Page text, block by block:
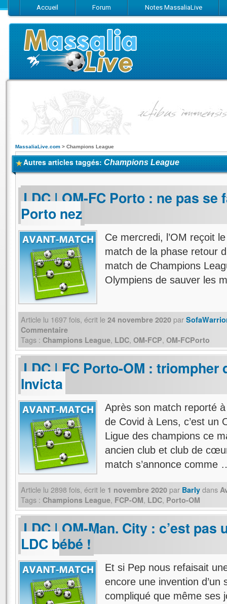
Accueil Forum Notes MassaliaLive
Suivez-nous sur Facebook
Suivez-nous sur Twitter
Abonnez-
MassaliaLive.com > Champions League
Autres articles taggés: Champions League
LDC | OM-FC Porto : ne pas se
Porto nez
Ce mercredi, l’OM reçoit
match de la phase retour
match de Champions
Olympiens de sauver les
Article lu 1697fois, écrit le 24 novembre 2020 par
Commentaire
Tags : Champions League, LDC, OM-FCP, OM-FCPorto
LDC | FC Porto-OM : triompher
Invicta
Après son match reporté
de Covid à Lens, c’est un
Ligue des champions ce
ancien club et club de
match s’annonce
Article lu 2898 fois, écrit le 1 novembre 2020 par Barly dans
Tags : Champions League, FCP-OM, LDC, Porto-OM
LDC | OM-Man. City : c’est pas
LDC bébé !
Et si Pep nous refaisait
encore une invention d’un
compliqué que même ses